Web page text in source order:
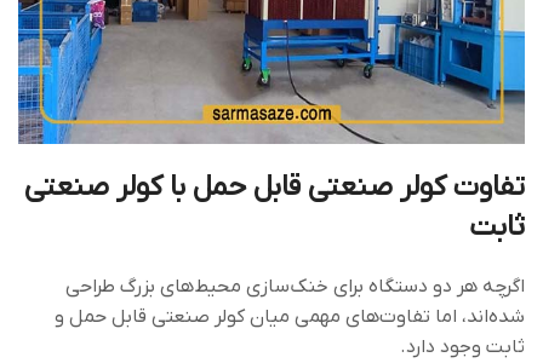
تفاوت کولر صنعتی قابل حمل با کولر صنعتی
ثابت
اگرچه هر دو دستگاه برای خنک‌سازی محیط‌های بزرگ طراحی
شده‌اند، اما تفاوت‌های مهمی میان کولر صنعتی قابل حمل و
ثابت وجود دارد.